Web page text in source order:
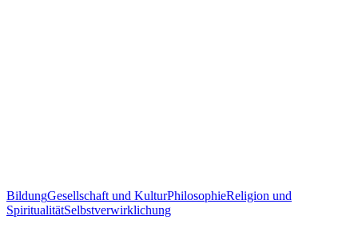
BildungGesellschaft und KulturPhilosophieReligion und
SpiritualitätSelbstverwirklichung